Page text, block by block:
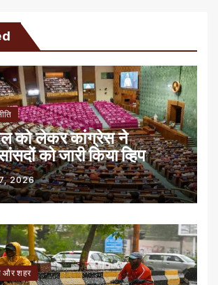
को लेकर कांग्रेस ने
को जारी किया व्हिप
2026
और शहर